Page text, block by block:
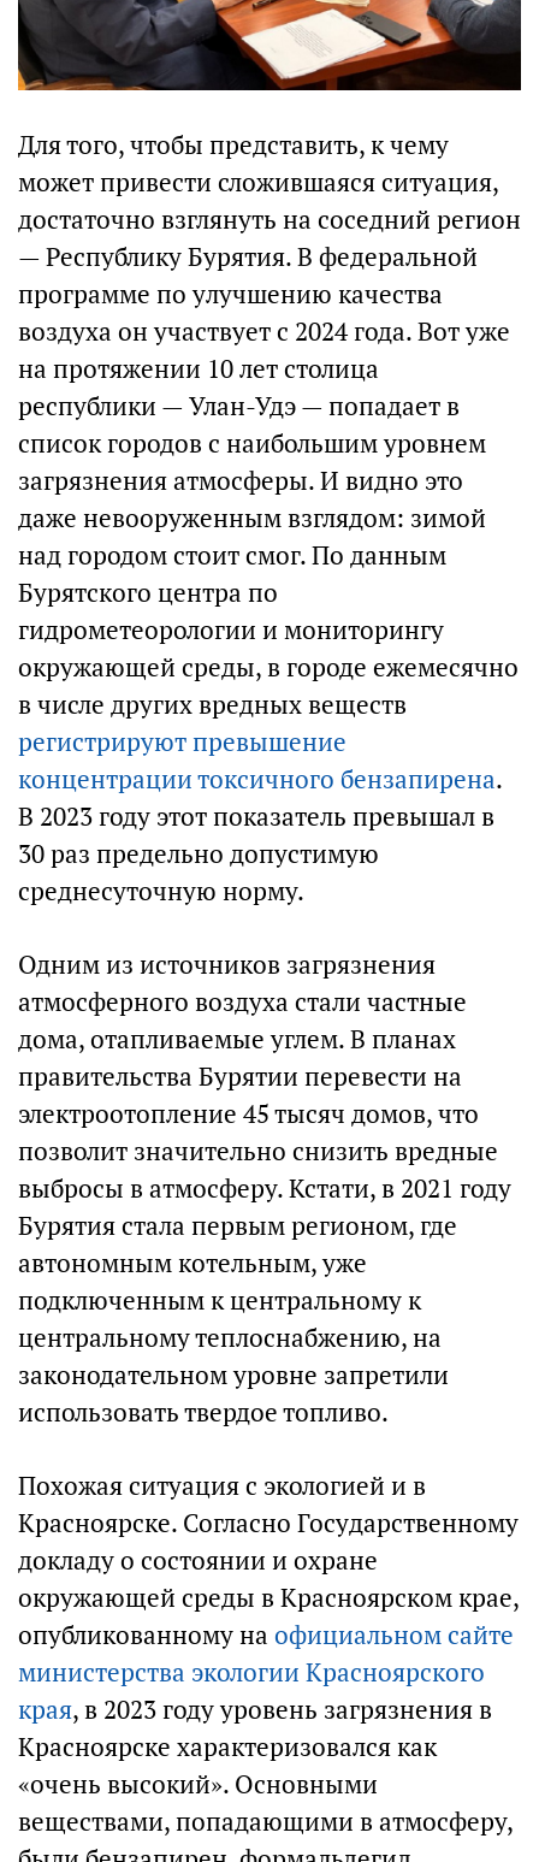
Для того, чтобы представить, к чему
может привести сложившаяся ситуация,
достаточно взглянуть на соседний регион
— Республику Бурятия. В федеральной
программе по улучшению качества
воздуха он участвует с 2024 года. Вот уже
на протяжении 10 лет столица
республики — Улан-Удэ — попадает в
список городов с наибольшим уровнем
загрязнения атмосферы. И видно это
даже невооруженным взглядом: зимой
над городом стоит смог. По данным
Бурятского центра по
гидрометеорологии и мониторингу
окружающей среды, в городе ежемесячно
в числе других вредных веществ
регистрируют превышение
концентрации токсичного бензапирена.
В 2023 году этот показатель превышал в
30 раз предельно допустимую
среднесуточную норму.
Одним из источников загрязнения
атмосферного воздуха стали частные
дома, отапливаемые углем. В планах
правительства Бурятии перевести на
электроотопление 45 тысяч домов, что
позволит значительно снизить вредные
выбросы в атмосферу. Кстати, в 2021 году
Бурятия стала первым регионом, где
автономным котельным, уже
подключенным к центральному к
центральному теплоснабжению, на
законодательном уровне запретили
использовать твердое топливо.
Похожая ситуация с экологией и в
Красноярске. Согласно Государственному
докладу о состоянии и охране
окружающей среды в Красноярском крае,
опубликованному на официальном сайте
министерства экологии Красноярского
края, в 2023 году уровень загрязнения в
Красноярске характеризовался как
«очень высокий». Основными
веществами, попадающими в атмосферу,